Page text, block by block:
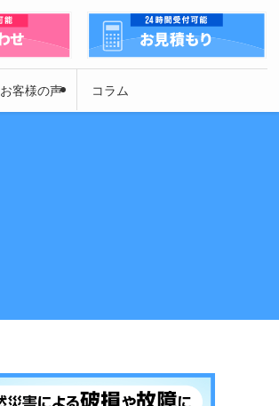
お客様の声 コラム